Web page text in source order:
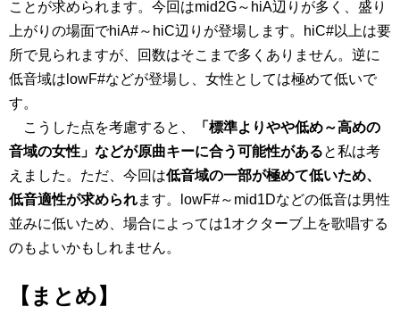
ことが求められます。今回はmid2G～hiA辺りが多く、盛り
上がりの場面でhiA#～hiC辺りが登場します。hiC#以上は要
所で見られますが、回数はそこまで多くありません。逆に
低音域はlowF#などが登場し、女性としては極めて低いで
す。
こうした点を考慮すると、
「標準よりやや低め～高めの
音域の女性」などが原曲キーに合う可能性があると私は考
えました。ただ、今回は低音域の一部が極めて低いため、
低音適性が求められます。lowF#～mid1Dなどの低音は男性
並みに低いため、場合によっては1オクターブ上を歌唱する
のもよいかもしれません。
【まとめ】